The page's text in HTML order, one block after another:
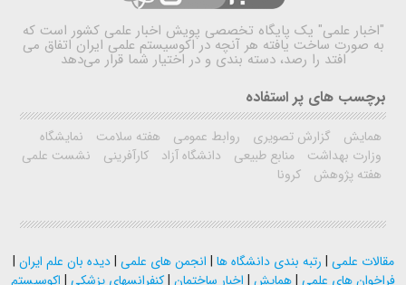
"اخبار علمی" یک پایگاه تخصصی پویش اخبار علمی کشور است که
به صورت ساخت یافته هر آنچه در اکوسیستم علمی ایران اتفاق می
افتد را رصد، دسته بندی و در اختیار شما قرار می‌دهد
برچسب های پر استفاده
همایش گزارش تصویری روابط عمومی هفته سلامت
نمایشگاه
وزارت بهداشت
منابع طبیعی دانشگاه آزاد کارآفرینی
نشست علمی
هفته پژوهش
کرونا
مقالات علمی | رتبه بندی دانشگاه ها | انجمن های علمی |دیده بان علم ایران |
فراخوان های علمی |همایش | اخبار ساختمان |کنفرانسهای پزشکی | اکوسیستم